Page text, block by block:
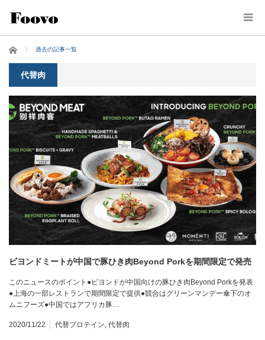
ホーム 過去の記事一覧
代替肉
ビヨンドミートが中国で豚ひき肉Beyond Porkを期間限定で発売
このニュースのポイント●ビヨンドが中国向けの豚ひき肉Beyond Porkを発表
●上海の一部レストランで期間限定で提供●競合はグリーンマンデー傘下のオ
ムニフーズ●中国ではアフリカ豚…
2020/11/22 代替プロテイン, 代替肉